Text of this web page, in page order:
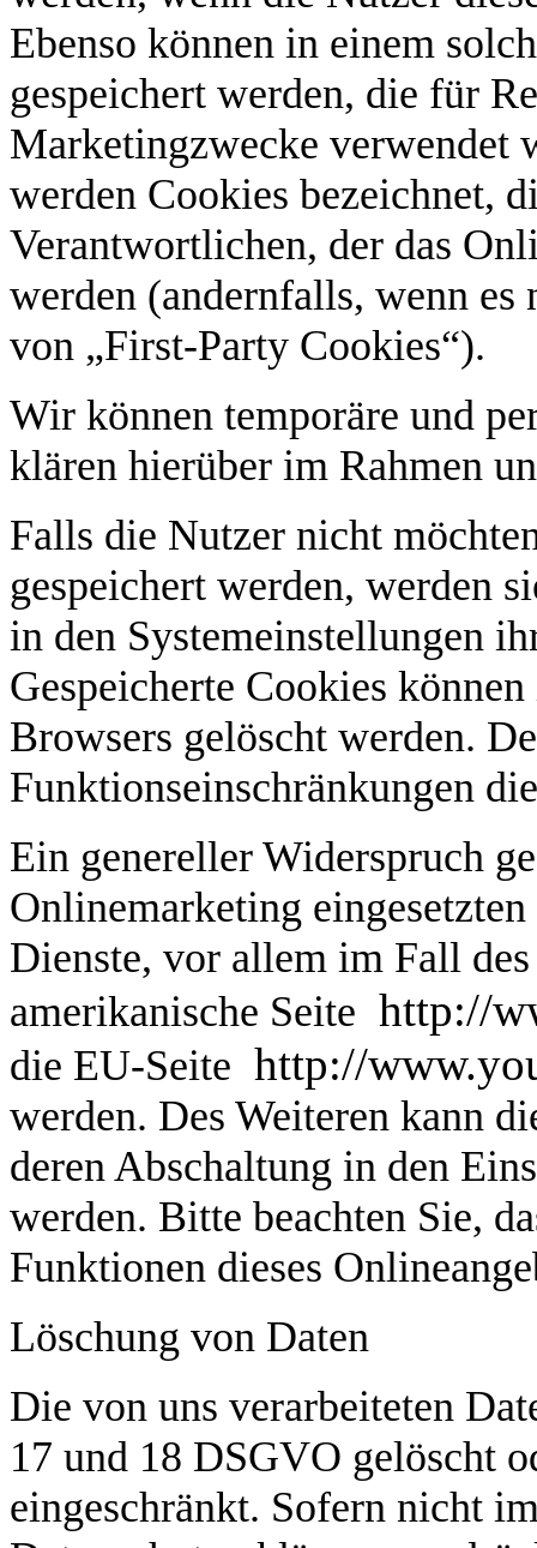
Ebenso können in einem
gespeichert werden, die für
Marketingzwecke verwendet
werden Cookies bezeichnet,
Verantwortlichen, der das
werden (andernfalls, wenn es
von „First-Party Cookies“).
Wir können temporäre und
klären hierüber im Rahmen
Falls die Nutzer nicht
gespeichert werden, werden
in den Systemeinstellungen
Gespeicherte Cookies
Browsers gelöscht werden.
Funktionseinschränkungen
Ein genereller Widerspruch
Onlinemarketing
Dienste, vor allem im Fall
amerikanische Seite http://
die EU-Seite http://
werden. Des Weiteren kann
deren Abschaltung in den
werden. Bitte beachten Sie,
Funktionen dieses
Löschung von Daten
Die von uns verarbeiteten
17 und 18 DSGVO gelöscht
eingeschränkt. Sofern nicht